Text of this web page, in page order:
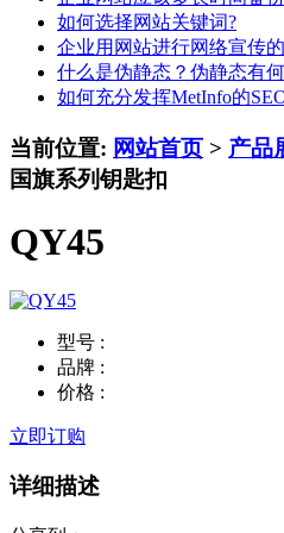
如何选择网站关键词?
企业用网站进行网络宣传
什么是伪静态？伪静态有
如何充分发挥MetInfo的
当前位置: 网站首页 > 产品
国旗系列钥匙扣
QY45
型号 :
品牌 :
价格 :
立即订购
详细描述